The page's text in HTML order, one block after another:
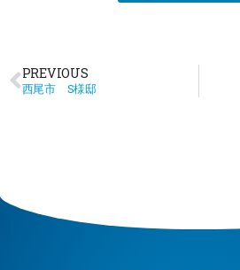
PREVIOUS
西尾市 S様邸